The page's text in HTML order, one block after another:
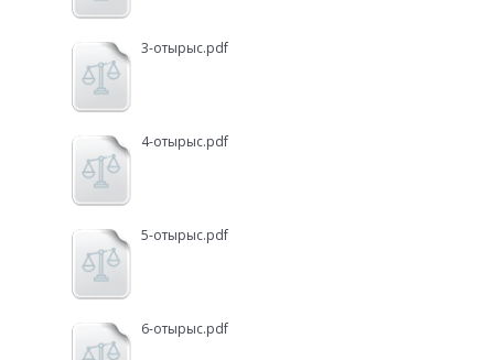
3-отырыс.pdf
4-отырыс.pdf
5-отырыс.pdf
6-отырыс.pdf